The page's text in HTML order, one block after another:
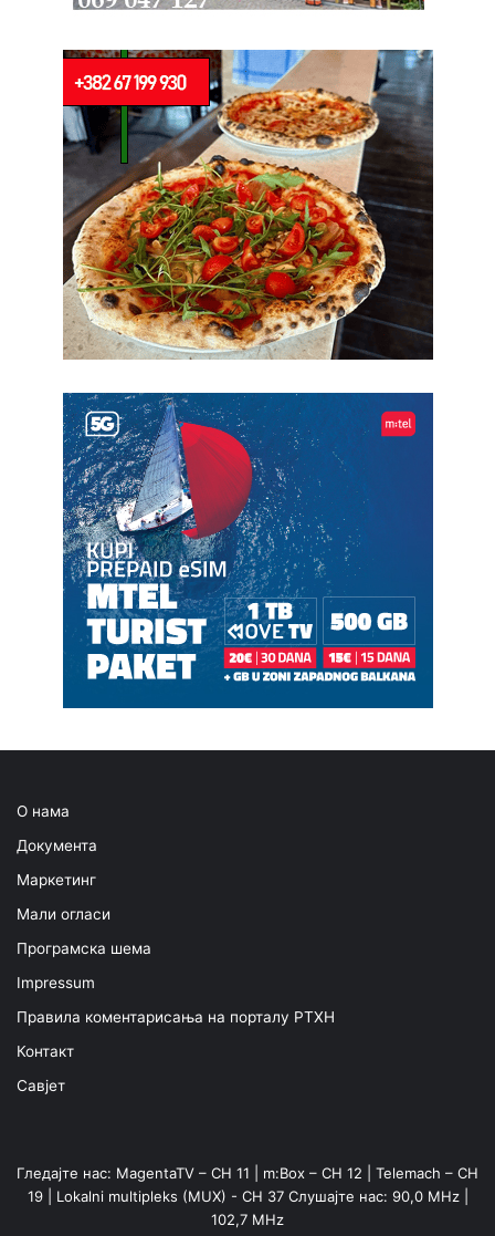
О нама
Документа
Маркетинг
Мали огласи
Програмска шема
Impressum
Правила коментарисања на порталу РТХН
Контакт
Савјет
Гледајте нас: MagentaTV – CH 11 | m:Box – CH 12 | Telemach – CH
19 | Lokalni multipleks (MUX) - CH 37 Слушајте нас: 90,0 MHz |
102,7 MHz